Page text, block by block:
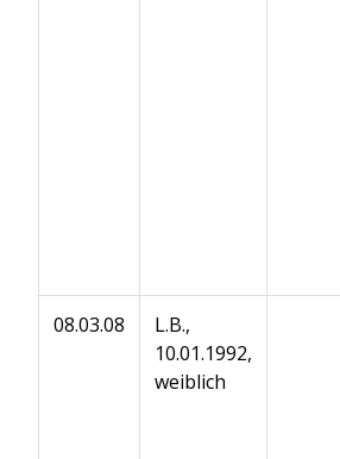
08.03.08
L.B.,
10.01.1992,
weiblich